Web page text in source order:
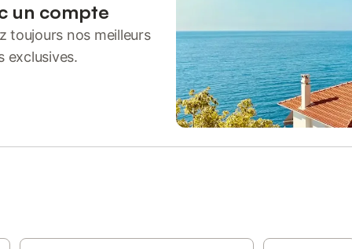
un compte
toujours nos meilleurs
exclusives.